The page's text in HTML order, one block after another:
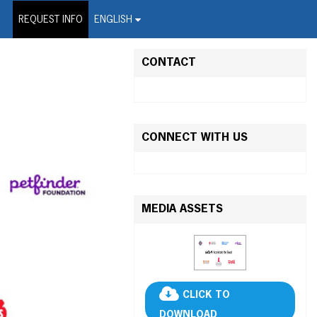
REQUEST INFO ENGLISH
Wire Service
CONTACT
CONNECT WITH US
MEDIA ASSETS
CLICK TO
DOWNLOAD